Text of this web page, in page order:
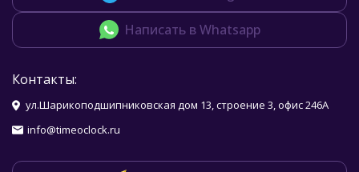
Написать в Whatsapp
Контакты:
ул.Шарикоподшипниковская дом 13, строение 3, офис 246А
info@timeoclock.ru